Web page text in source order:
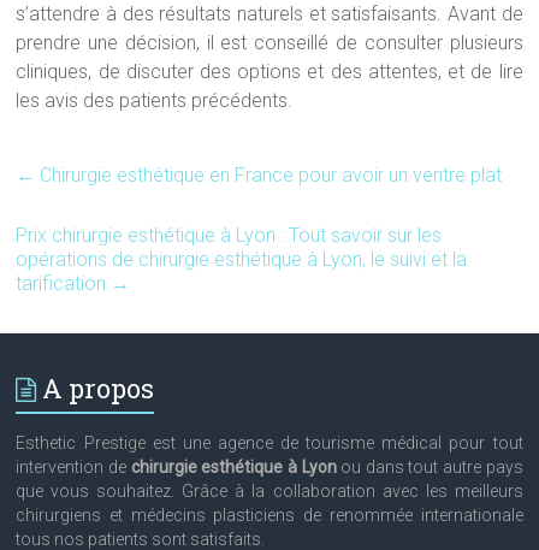
s’attendre à des résultats naturels et satisfaisants. Avant de
prendre une décision, il est conseillé de consulter plusieurs
cliniques, de discuter des options et des attentes, et de lire
les avis des patients précédents.
← Chirurgie esthétique en France pour avoir un ventre plat
Prix chirurgie esthétique à Lyon : Tout savoir sur les
opérations de chirurgie esthétique à Lyon, le suivi et la
tarification →
A propos
Esthetic Prestige est une agence de tourisme médical pour tout
intervention de chirurgie esthétique à Lyonou dans tout autre pays
que vous souhaitez. Grâce à la collaboration avec les meilleurs
chirurgiens et médecins plasticiens de renommée internationale
tous nos patients sont satisfaits.